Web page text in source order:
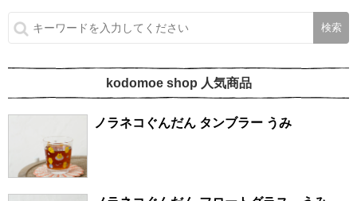
kodomoe shop 人気商品
ノラネコぐんだん タンブラー うみ